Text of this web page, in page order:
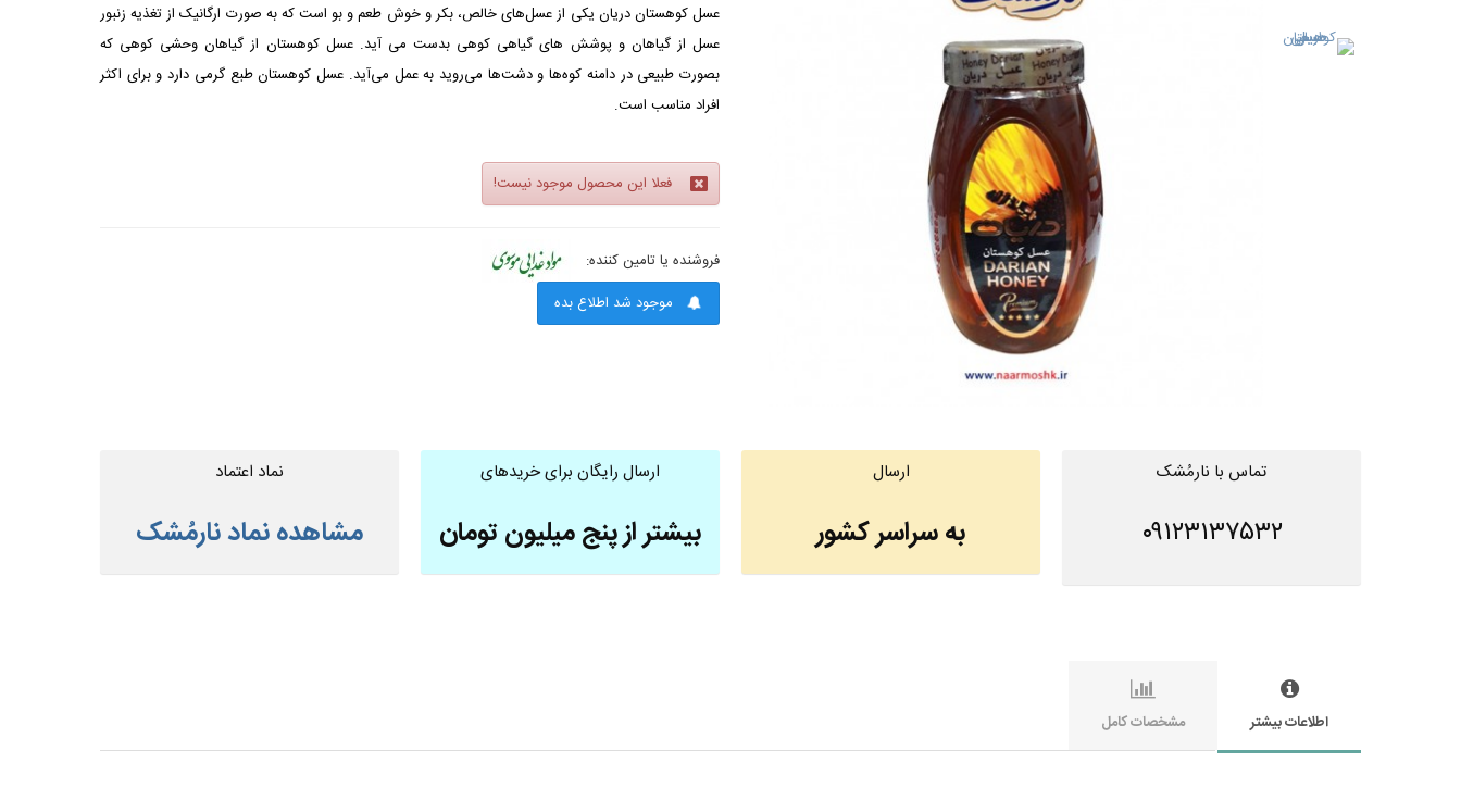
عسل کوهستان دریان یکی از عسل‌های خالص، بکر و خوش طعم و بو است که به صورت ارگانیک از تغذیه زنبور
عسل از گیاهان و پوشش های گیاهی کوهی بدست می آید. عسل کوهستان از گیاهان وحشی کوهی که
بصورت طبیعی در دامنه کوه‌ها و دشت‌ها می‌روید به عمل می‌آید. عسل کوهستان طبع گرمی دارد و برای اکثر
افراد مناسب است.
فعلا این محصول موجود نیست!
فروشنده یا تامین کننده:
موجود شد اطلاع بده
تماس با نارمُشک
۰۹۱۲۳۱۳۷۵۳۲
ارسال
به سراسر کشور
ارسال رایگان برای خریدهای
بیشتر از پنج میلیون تومان
نماد اعتماد
مشاهده نماد نارمُشک
اطلاعات بیشتر مشخصات کامل